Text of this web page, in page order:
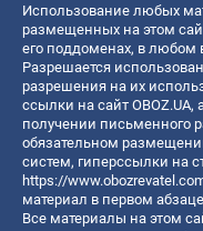
Использование любых
размещенных на этом
его поддоменах, в любом
Разрешается
разрешения на их
ссылки на сайт
получении письменного
обязательном
систем, гиперссылки на
https://
материал в первом
Все материалы на этом